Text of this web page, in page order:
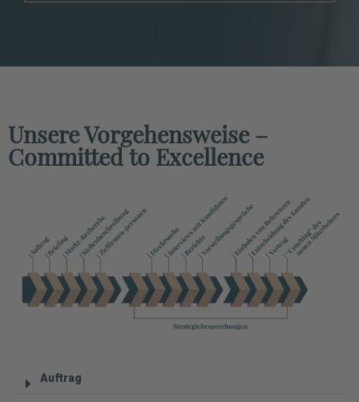
Unsere Vorgehensweise –
Committed to Excellence
Auftrag